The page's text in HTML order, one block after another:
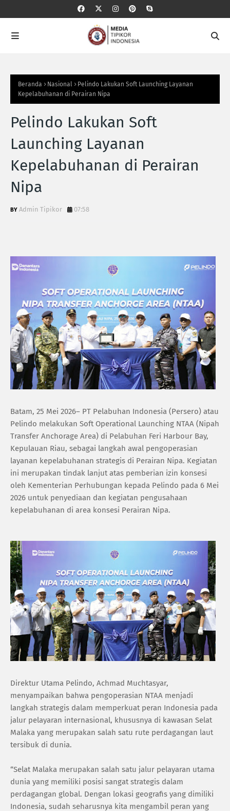
Beranda Nasional
Pelindo Lakukan Soft Launching Layanan
Kepelabuhanan di Perairan Nipa
Pelindo Lakukan Soft
Launching Layanan
Kepelabuhanan di Perairan
Nipa
Admin Tipikor 07:58
Batam, 25 Mei 2026– PT Pelabuhan Indonesia (Persero) atau
Pelindo melakukan Soft Operational Launching NTAA (Nipah
Transfer Anchorage Area) di Pelabuhan Feri Harbour Bay,
Kepulauan Riau, sebagai langkah awal pengoperasian
layanan kepelabuhanan strategis di Perairan Nipa. Kegiatan
ini merupakan tindak lanjut atas pemberian izin konsesi
oleh Kementerian Perhubungan kepada Pelindo pada 6 Mei
2026 untuk penyediaan dan kegiatan pengusahaan
kepelabuhanan di area konsesi Perairan Nipa.
Direktur Utama Pelindo, Achmad Muchtasyar,
menyampaikan bahwa pengoperasian NTAA menjadi
langkah strategis dalam memperkuat peran Indonesia pada
jalur pelayaran internasional, khususnya di kawasan Selat
Malaka yang merupakan salah satu rute perdagangan laut
tersibuk di dunia.
“Selat Malaka merupakan salah satu jalur pelayaran utama
dunia yang memiliki posisi sangat strategis dalam
perdagangan global. Dengan lokasi geografis yang dimiliki
Indonesia, sudah seharusnya kita mengambil peran yang